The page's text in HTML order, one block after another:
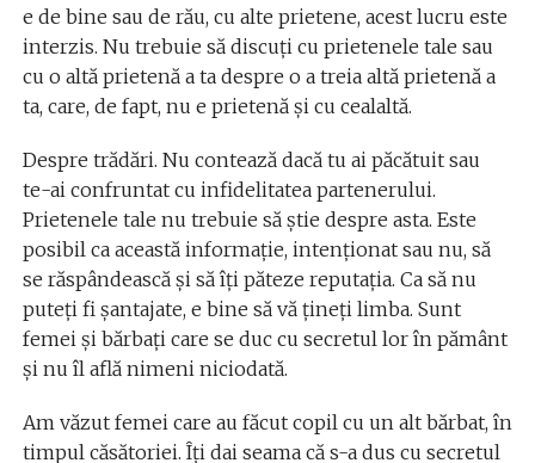
e de bine sau de rău, cu alte prietene, acest lucru este
interzis. Nu trebuie să discuţi cu prietenele tale sau
cu o altă prietenă a ta despre o a treia altă prietenă a
ta, care, de fapt, nu e prietenă şi cu cealaltă.
Despre trădări. Nu contează dacă tu ai păcătuit sau
te-ai confruntat cu infidelitatea partenerului.
Prietenele tale nu trebuie să ştie despre asta. Este
posibil ca această informaţie, intenţionat sau nu, să
se răspândească şi să îţi păteze reputaţia. Ca să nu
puteţi fi şantajate, e bine să vă ţineţi limba. Sunt
femei şi bărbaţi care se duc cu secretul lor în pământ
şi nu îl află nimeni niciodată.
Am văzut femei care au făcut copil cu un alt bărbat, în
timpul căsătoriei. Îţi dai seama că s-a dus cu secretul